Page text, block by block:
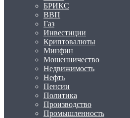
БРИКС
ВВП
Газ
Инвестиции
Криптовалюты
Минфин
Мошенничество
Недвижимость
Нефть
Пенсии
Политика
Производство
Промышленность